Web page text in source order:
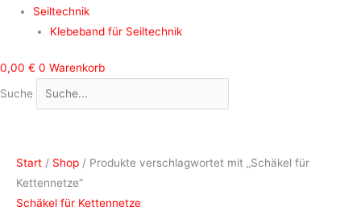
Seiltechnik
Klebeband für Seiltechnik
0,00 € 0 Warenkorb
Suche
Start / Shop / Produkte verschlagwortet mit „Schäkel für
Kettennetze“
Schäkel für Kettennetze